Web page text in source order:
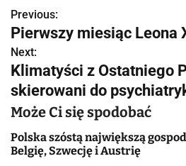
N
a
w
i
a
Previous:
Pierwszy miesiąc Leona
Next:
Klimatyści z Ostatniego
skierowani do
Może Ci się spodobać
Polska szóstą największą
Belgię, Szwecję i Austrię